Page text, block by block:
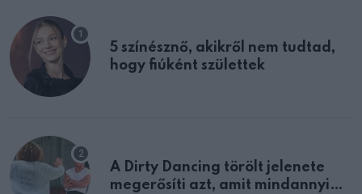
5 színésznő, akikről nem tudtad,
hogy fiúként születtek
A Dirty Dancing törölt jelenete
megerősíti azt, amit mindannyian